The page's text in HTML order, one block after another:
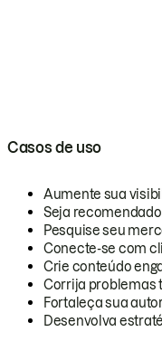
Casos de uso
Aumente sua
Seja
Pesquise seu
Conecte-se com
Crie conteúdo
Corrija problemas
Fortaleça sua
Desenvolva